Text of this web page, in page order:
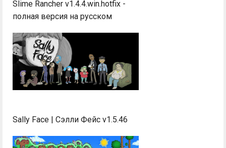
Slime Rancher v1.4.4.win.hotfix -
полная версия на русском
Sally Face | Сэлли Фейс v1.5.46